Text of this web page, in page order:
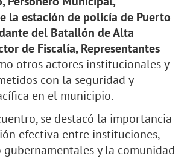
la estación de policía de Puerto
del Batallón de Alta
de Fiscalía, Representantes
otros actores institucionales y
con la seguridad y
en el municipio.
se destacó la importancia
efectiva entre instituciones,
gubernamentales y la comunidad